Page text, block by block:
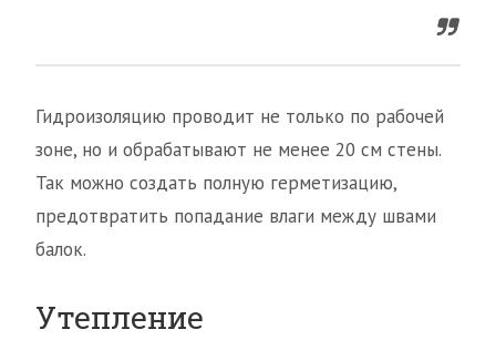
Гидроизоляцию проводит не только по рабочей
зоне, но и обрабатывают не менее 20 см стены.
Так можно создать полную герметизацию,
предотвратить попадание влаги между швами
балок.
Утепление